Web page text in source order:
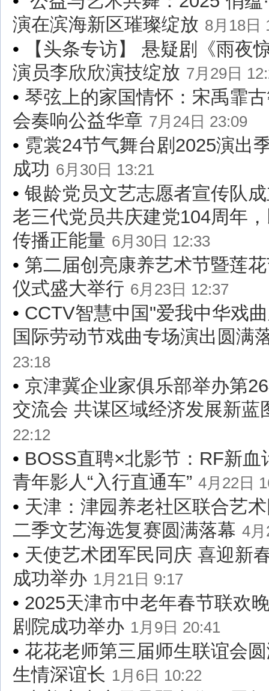
演在滨海新区璀璨绽放 8月18日
•
【头条专访】 悬疑剧《雨夜
演员李欣欣演技绽放 7月29日
• 琴弦上的家国情怀：宋禹霏
会奏响公益华章 7月24日 23:09
• 霓裳24节气舞台剧2025演出
成功 6月30日 13:21
• 银龄党员文艺志愿者宣传队
老三代党员共庆建党104周年
传播正能量 6月30日 12:33
• 第二届创亮康养艺术节暨莲
仪式盛大举行 6月23日 12:37
• CCTV智慧中国"爱我中华戏
国际劳动节戏曲专场演出圆满
23:18
• 京津冀企业家俱乐部举办第
交流会 共谋区域经济发展新蓝
22:12
• BOSS直聘×北影节：RF新血
青年影人“入行直通车” 4月22日
• 天津：津园养老社区联合艺
二季文艺海选复赛圆满落幕 4
• 天使艺术团军民同庆 喜迎新
成功举办 1月21日 9:17
• 2025天津市中老年春节联欢
剧院成功举办 1月9日 20:41
• 花花老师第三届师生联谊会
生情深谊长 1月6日 10:22